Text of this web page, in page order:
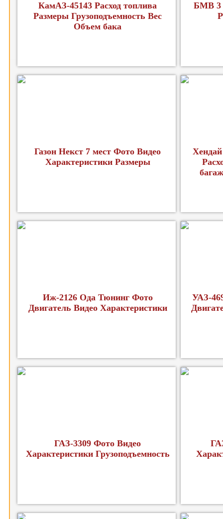
КамАЗ-45143 Расход топлива
Размеры Грузоподъемность Вес
Объем бака
БМВ 3
Газон Некст 7 мест Фото Видео
Характеристики Размеры
Иж-2126 Ода Тюнинг Фото
Двигатель Видео Характеристики
УАЗ-
ГАЗ-3309 Фото Видео
Характеристики Грузоподъемность